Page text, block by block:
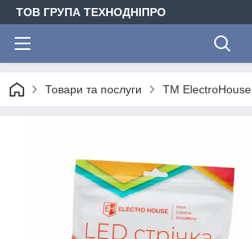
ТОВ ГРУПА ТЕХНОДНІПРО
Товари та послуги ТМ ElectroHouse